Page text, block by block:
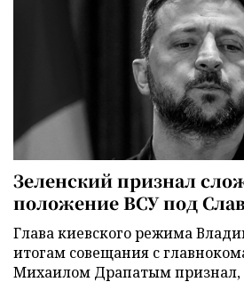
Зеленский признал
положение ВСУ под
Глава киевского режима
итогам совещания с
Михаилом Драпатым признал,